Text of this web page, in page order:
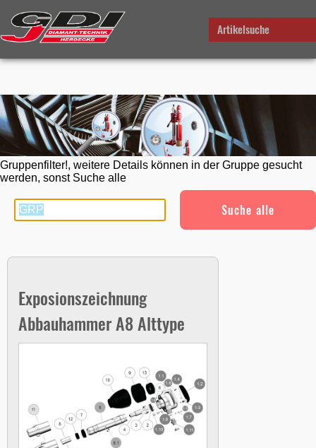
Artikelsuche
Gruppenfilter!, weitere Details können in der Gruppe gesucht
werden, sonst Suche alle
Suche alle
Exposionszeichnung
Abbauhammer A8 Alttype